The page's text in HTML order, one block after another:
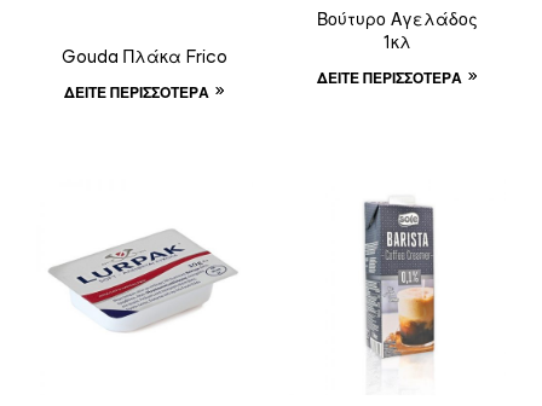
Gouda Πλάκα Frico
ΔΕΊΤΕ ΠΕΡΙΣΣΌΤΕΡΑ
Βούτυρο Αγελάδος
1κλ
ΔΕΊΤΕ ΠΕΡΙΣΣΌΤΕΡΑ